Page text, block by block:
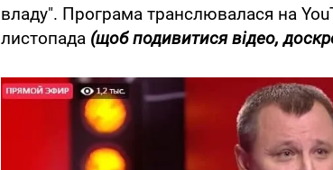
владу". Програма транслювалася на
листопада (щоб подивитися відео,